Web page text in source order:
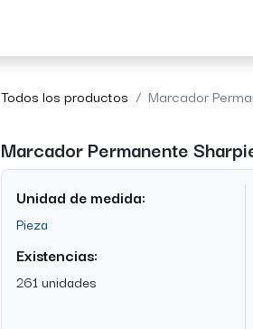
Todos los productos Marcador
Marcador Permanente
Unidad de medida:
Pieza
Existencias:
261 unidades